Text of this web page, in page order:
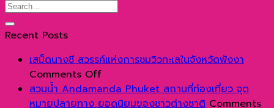
Recent Posts
เสม็ดนางชี สวรรค์แห่งการชมวิวทะเลในจังหวัดพังงา
Comments Offon
เสม็ด
นางชี
สวนน้ำ Andamanda Phuket สถานที่ท่องเที่ยว จุด
หมายปลายทาง ยอดนิยมของชาวต่างชาติ Comments